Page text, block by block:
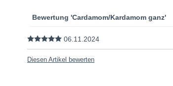
Bewertung 'Cardamom/Kardamom ganz'
06.11.2024
Diesen Artikel bewerten